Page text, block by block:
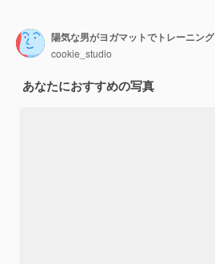
陽気な男がヨガマットでトレーニング
cookie_studio
あなたにおすすめの写真